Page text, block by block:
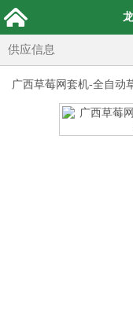
供应信息
广西草莓网套机-全自动